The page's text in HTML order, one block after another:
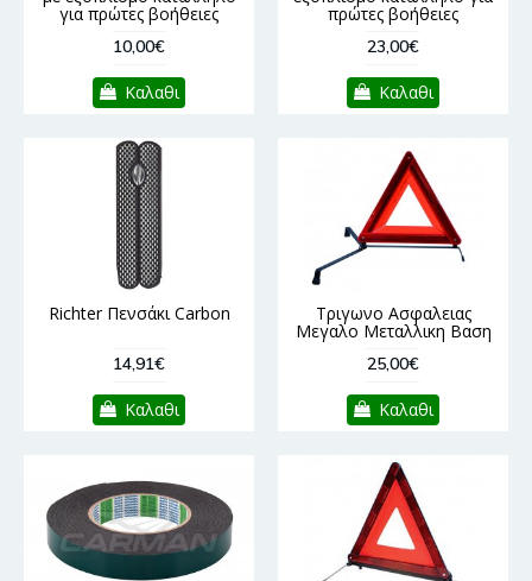
για πρώτες βοήθειες
10,00€
Καλαθι
πρώτες βοήθειες
23,00€
Καλαθι
Richter Πενσάκι Carbon
14,91€
Καλαθι
Τριγωνο Ασφαλειας
Μεγαλο Μεταλλικη Βαση
25,00€
Καλαθι